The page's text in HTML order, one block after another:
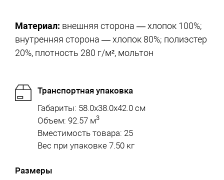
Материал: внешняя сторона — хлопок 100%;
внутренняя сторона — хлопок 80%; полиэстер
20%, плотность 280 г/м², мольтон
Транспортная упаковка
Габариты: 58.0x38.0x42.0 см
Объем: 92.57 м3
Вместимость товара: 25
Вес при упаковке 7.50 кг
Размеры